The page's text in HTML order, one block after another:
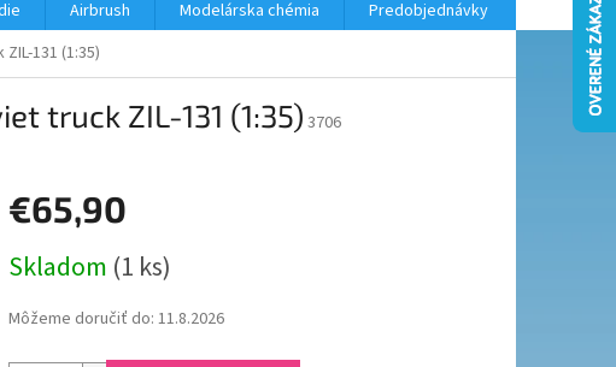
Airbrush Modelárska chémia
Predobjednávky
131 (1:35)
truck ZIL-131 (1:35) 3706
€65,90
cena:
Skladom (1 ks)
Môžeme doručiť do: 11.8.2026